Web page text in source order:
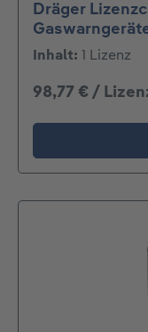
Dräger
Inhalt: 1 Lizenz
98,77 € /